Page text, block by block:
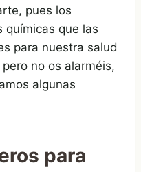
pues los
químicas que las
para nuestra salud
no os alarméis,
algunas
para